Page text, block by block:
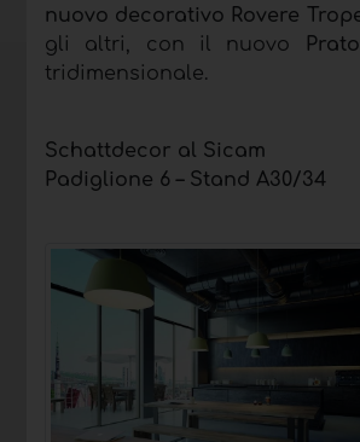
nuovo decorativo Rovere
gli altri, con il nuovo Prato
tridimensionale.
Schattdecor al Sicam
Padiglione 6 – Stand A30/34